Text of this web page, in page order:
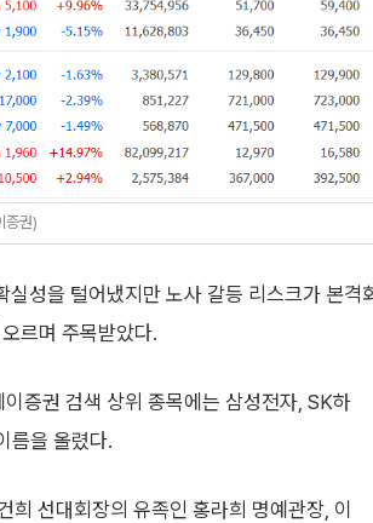
증권)
성을 털어냈지만 노사 갈등 리스크가 본격
르며 주목받았다.
증권 검색 상위 종목에는 삼성전자, SK하
름을 올렸다.
선대회장의 유족인 홍라희 명예관장, 이